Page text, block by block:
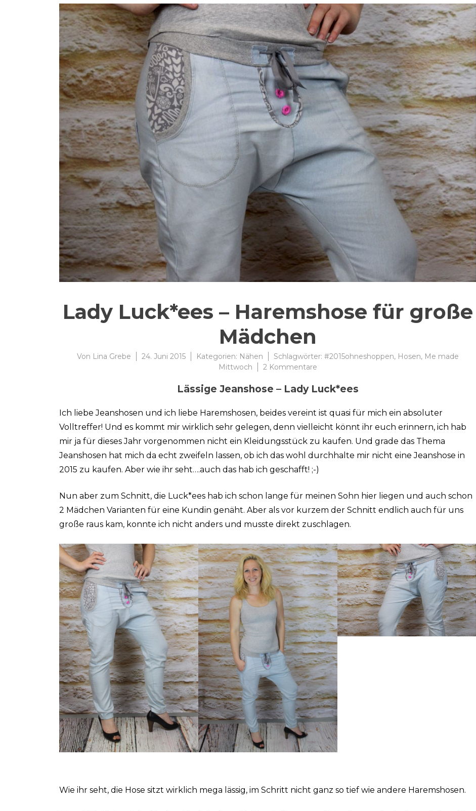
Lady Luck*ees – Haremshose für große
Mädchen
Von Lina Grebe 24. Juni 2015 Kategorien: Nähen Schlagwörter: #2015ohneshoppen, Hosen, Me made
Mittwoch
2 Kommentare
Luck*ees
Haremshose
große
Mädchen
Lässige Jeanshose – Lady Luck*ees
Ich liebe Jeanshosen und ich liebe Haremshosen, beides vereint ist quasi für mich ein absoluter
Volltreffer! Und es kommt mir wirklich sehr gelegen, denn vielleicht könnt ihr euch erinnern, ich hab
mir ja für dieses Jahr vorgenommen nicht ein Kleidungsstück zu kaufen. Und grade das Thema
Jeanshosen hat mich da echt zweifeln lassen, ob ich das wohl durchhalte mir nicht eine Jeanshose in
2015 zu kaufen. Aber wie ihr seht….auch das hab ich geschafft! ;-)
Nun aber zum Schnitt, die Luck*ees hab ich schon lange für meinen Sohn hier liegen und auch schon
2 Mädchen Varianten für eine Kundin genäht. Aber als vor kurzem der Schnitt endlich auch für uns
große raus kam, konnte ich nicht anders und musste direkt zuschlagen.
Wie ihr seht, die Hose sitzt wirklich mega lässig, im Schritt nicht ganz so tief wie andere Haremshosen.